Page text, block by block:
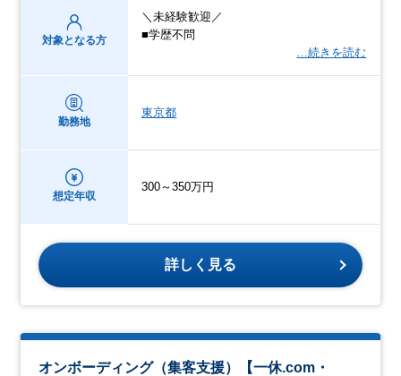
対象となる方
＼未経験歓迎／
■学歴不問
…続きを読む
勤務地
東京都
想定年収
300～350万円
詳しく見る
オンボーディング（集客支援）【一休.com・